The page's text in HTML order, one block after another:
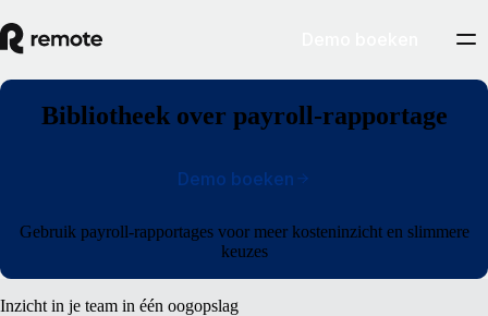
Bibliotheek over payroll-rapportage
Gebruik payroll-rapportages voor meer kosteninzicht en slimmere
keuzes
Demo boeken
Inzicht in je team in één oogopslag